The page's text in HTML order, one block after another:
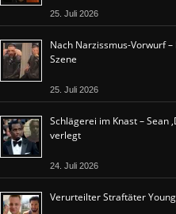
25. Juli 2026
Nach Narzissmus-Vorwurf
Szene
25. Juli 2026
Schlägerei im Knast – Sean
verlegt
24. Juli 2026
Verurteilter Straftäter